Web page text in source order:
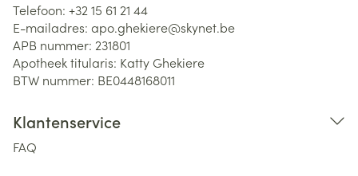
Telefoon: +32 15 61 21 44
E-mailadres: apo.ghekiere@skynet.be
APB nummer: 231801
Apotheek titularis: Katty Ghekiere
BTW nummer: BE0448168011
Klantenservice
FAQ